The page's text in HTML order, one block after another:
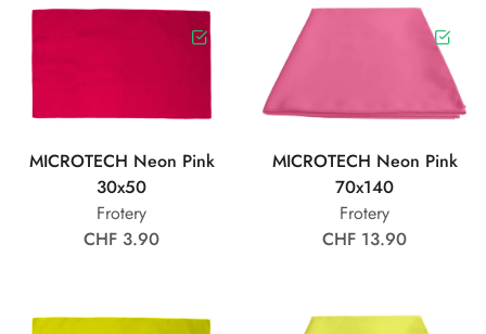
MICROTECH Neon Pink
30x50
Frotery
CHF 3.90
MICROTECH Neon Pink
70x140
Frotery
CHF 13.90